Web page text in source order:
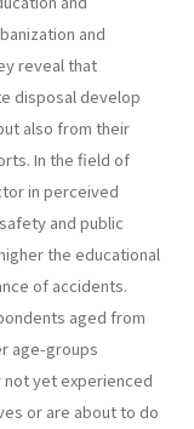
and
reveal that
disposal develop
also from their
In the field of
in perceived
and public
the educational
of accidents.
aged from
age-groups
yet experienced
or are about to do